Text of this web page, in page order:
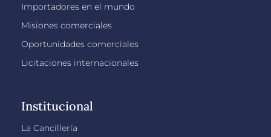
Importadores en el mundo
Misiones comerciales
Oportunidades comerciales
Licitaciones internacionales
Institucional
La Cancillería